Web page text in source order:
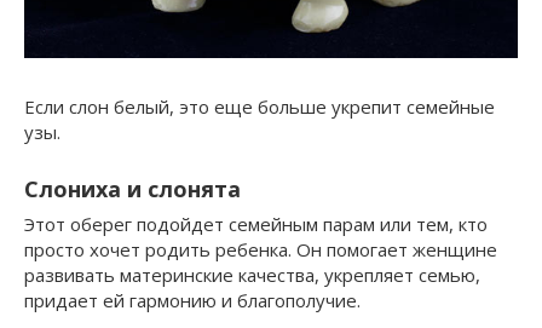
Если слон белый, это еще больше укрепит семейные
узы.
Слониха и слонята
Этот оберег подойдет семейным парам или тем, кто
просто хочет родить ребенка. Он помогает женщине
развивать материнские качества, укрепляет семью,
придает ей гармонию и благополучие.